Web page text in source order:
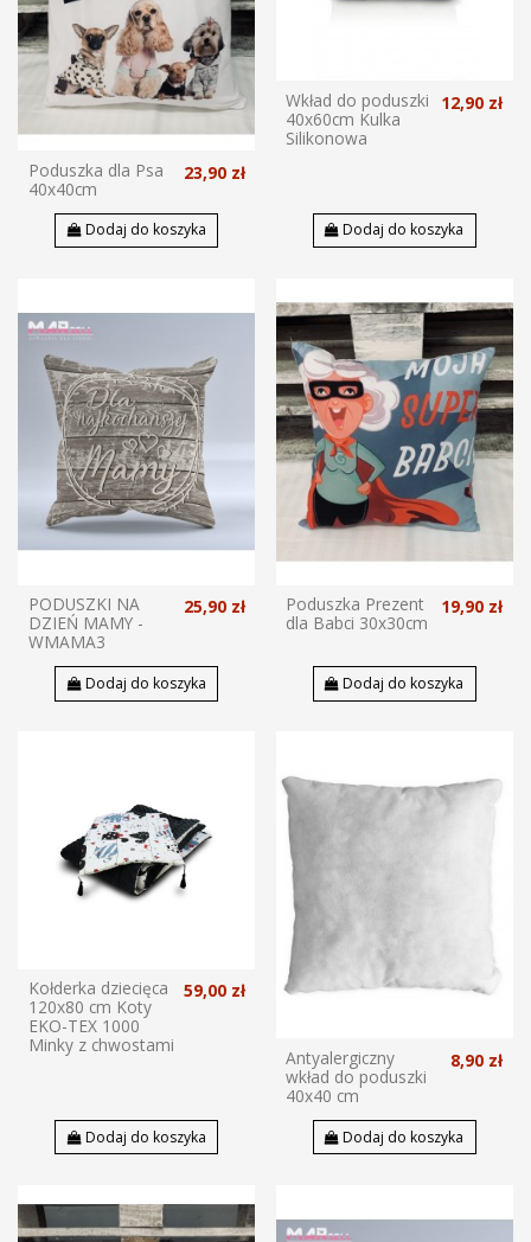
Poduszka dla Psa
40x40cm
23,90 zł
Dodaj do koszyka
Wkład do poduszki
40x60cm Kulka
Silikonowa
12,90 zł
Dodaj do koszyka
PODUSZKI NA
DZIEŃ MAMY -
WMAMA3
25,90 zł
Dodaj do koszyka
Poduszka Prezent
dla Babci 30x30cm
19,90 zł
Dodaj do koszyka
Kołderka dziecięca
120x80 cm Koty
EKO-TEX 1000
Minky z chwostami
59,00 zł
Dodaj do koszyka
Antyalergiczny
wkład do poduszki
40x40 cm
8,90 zł
Dodaj do koszyka